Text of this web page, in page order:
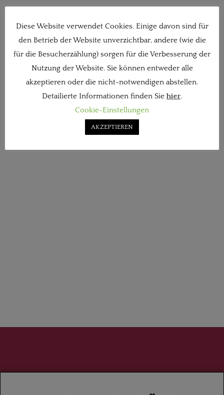
Diese Website verwendet Cookies. Einige davon sind für
den Betrieb der Website unverzichtbar, andere (wie die
für die Besucherzählung) sorgen für die Verbesserung der
Nutzung der Website. Sie können entweder alle
akzeptieren oder die nicht-notwendigen abstellen.
Detailierte Informationen finden Siehier.
Cookie-Einstellungen
AKZEPTIEREN